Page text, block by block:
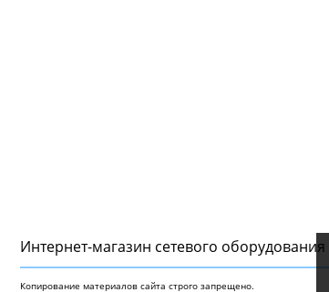
Интернет-магазин сетeвого оборудования
Копирование материалов сайта строго запрещено.